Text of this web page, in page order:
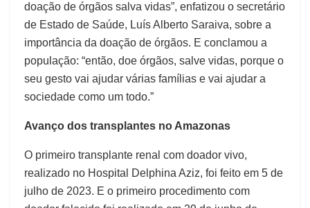
doação de órgãos salva vidas”, enfatizou o secretário
de Estado de Saúde, Luís Alberto Saraiva, sobre a
importância da doação de órgãos. E conclamou a
população: “então, doe órgãos, salve vidas, porque o
seu gesto vai ajudar várias famílias e vai ajudar a
sociedade como um todo.”
Avanço dos transplantes no Amazonas
O primeiro transplante renal com doador vivo,
realizado no Hospital Delphina Aziz, foi feito em 5 de
julho de 2023. E o primeiro procedimento com